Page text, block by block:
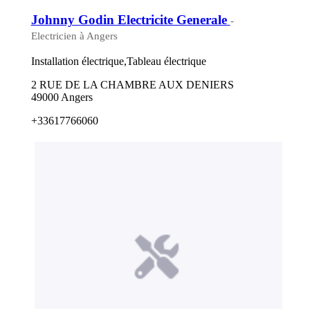
Johnny Godin Electricite Generale -
Electricien à Angers
Installation électrique,Tableau électrique
2 RUE DE LA CHAMBRE AUX DENIERS
49000 Angers
+33617766060